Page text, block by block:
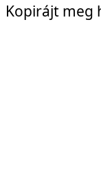
Kopirájt meg